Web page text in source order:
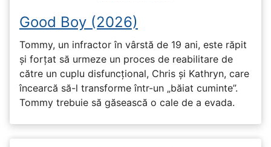
Good Boy (2026)
Tommy, un infractor în vârstă de 19 ani, este răpit
și forțat să urmeze un proces de reabilitare de
către un cuplu disfuncțional, Chris și Kathryn, care
încearcă să-l transforme într-un „băiat cuminte”.
Tommy trebuie să găsească o cale de a evada.